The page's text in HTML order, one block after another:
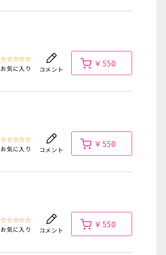
☆☆☆☆☆
お気に入り
コメント
￥550
☆☆☆☆☆
お気に入り
コメント
￥550
☆☆☆☆☆
お気に入り
コメント
￥550